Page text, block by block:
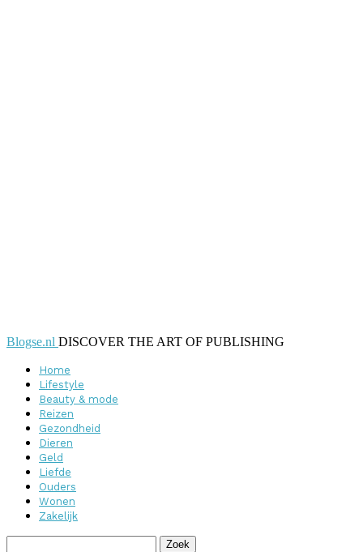
Blogse.nl DISCOVER THE ART OF PUBLISHING
Home
Lifestyle
Beauty & mode
Reizen
Gezondheid
Dieren
Geld
Liefde
Ouders
Wonen
Zakelijk